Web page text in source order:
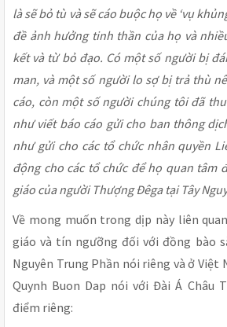
là sẽ bỏ tù và sẽ cáo buộc họ về ‘vụ
đề ảnh hưởng tinh thần của họ và
kết và từ bỏ đạo. Có một số người bị
man, và một số người lo sợ bị trả thù
cáo, còn một số người chúng tôi đã
như viết báo cáo gửi cho ban thông
như gửi cho các tổ chức nhân quyền
động cho các tổ chức để họ quan tâm
giáo của người Thượng Đêga tại Tây
Về mong muốn trong dịp này liên
giáo và tín ngưỡng đối với đồng bào
Nguyên Trung Phần nói riêng và ở Việt
Quynh Buon Dap nói với Đài Á Châu
điểm riêng: